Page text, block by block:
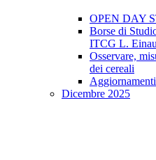
OPEN DAY
Borse di
ITCG L.
Osservare,
dei cereali
Dicembre 2025